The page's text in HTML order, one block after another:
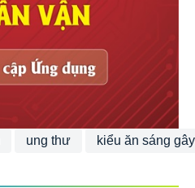
ung thư kiểu ăn sáng